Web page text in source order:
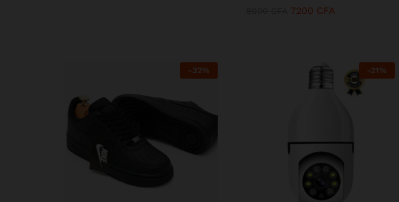
7200 CFA
-32% -21%